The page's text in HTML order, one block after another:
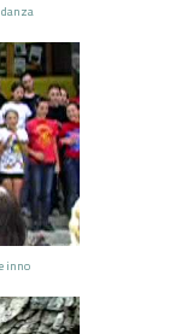
inno